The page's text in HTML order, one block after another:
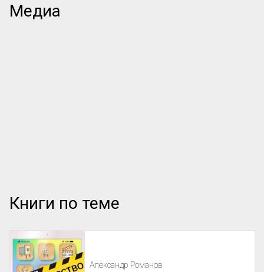
Медиа
Книги по теме
Александр Романов